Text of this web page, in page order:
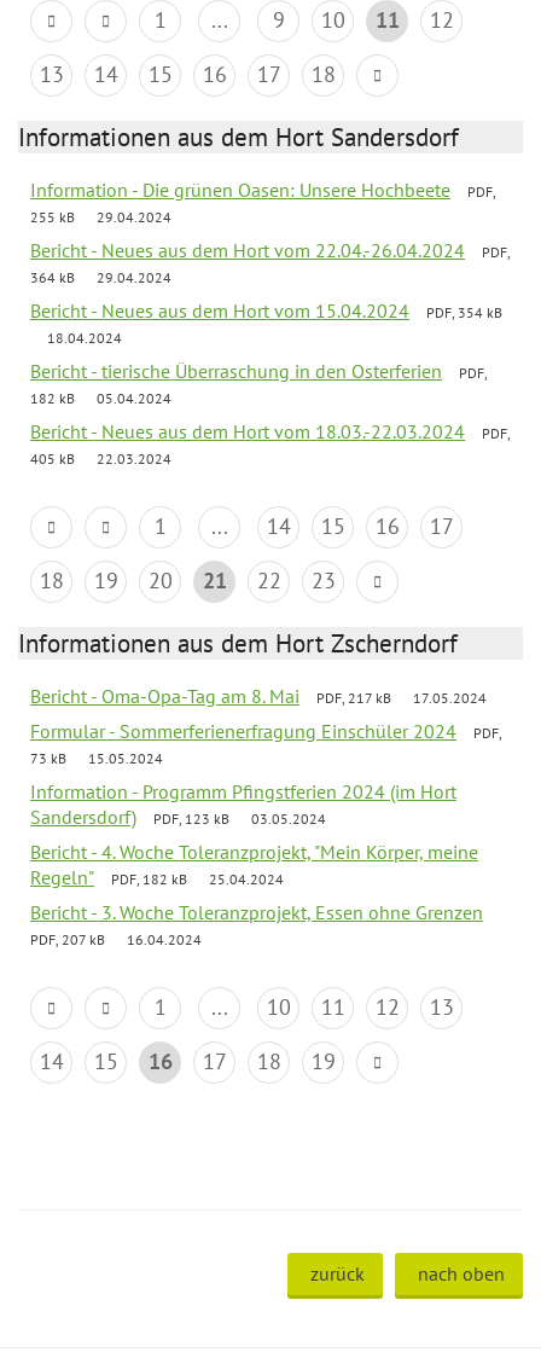
1 ... 9 10 11
12
13
14 15 16 17 18
Informationen aus dem Hort Sandersdorf
Information - Die grünen Oasen: Unsere Hochbeete
PDF,
255 kB
29.04.2024
Bericht - Neues aus dem Hort vom 22.04.-26.04.2024
PDF,
364 kB
29.04.2024
Bericht - Neues aus dem Hort vom 15.04.2024
PDF, 354 kB
18.04.2024
Bericht - tierische Überraschung in den Osterferien
PDF,
182 kB
05.04.2024
Bericht - Neues aus dem Hort vom 18.03.-22.03.2024
PDF,
405 kB
22.03.2024
1 ... 14 15 16
17
18
19 20 21 22 23
Informationen aus dem Hort Zscherndorf
Bericht - Oma-Opa-Tag am 8. Mai PDF, 217 kB 17.05.2024
Formular - Sommerferienerfragung Einschüler 2024
PDF,
73 kB
15.05.2024
Information - Programm Pfingstferien 2024 (im Hort
Sandersdorf)
PDF, 123 kB 03.05.2024
Bericht - 4. Woche Toleranzprojekt, "Mein Körper, meine
Regeln"
PDF, 182 kB 25.04.2024
Bericht - 3. Woche Toleranzprojekt, Essen ohne Grenzen
PDF, 207 kB 16.04.2024
1 ... 10 11 12
13
14
15 16 17 18 19
zurück nach oben